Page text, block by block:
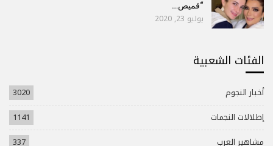
“قميص…
يوليو 23, 2020
الفئات الشعبية
أخبار النجوم
3020
إطلالات النجمات
1141
مشاهير العرب
337